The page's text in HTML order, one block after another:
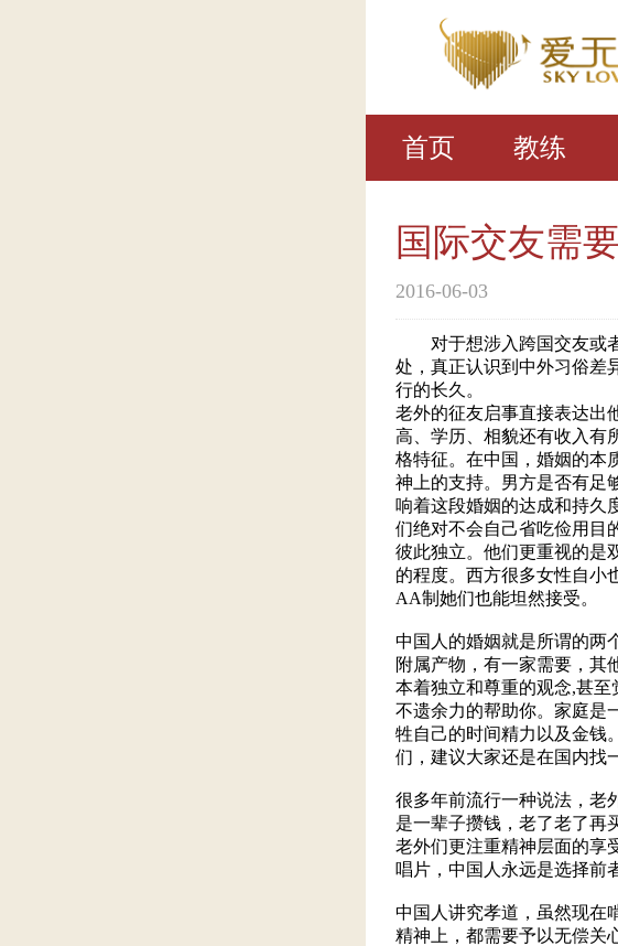
首页 教练
国际交友需
2016-06-03
对于想涉入跨国交友或者
处，真正认识到中外习俗差
行的长久。
老外的征友启事直接表达出
高、学历、相貌还有收入有
格特征。在中国，婚姻的本
神上的支持。男方是否有足
响着这段婚姻的达成和持久
们绝对不会自己省吃俭用目
彼此独立。他们更重视的是
的程度。西方很多女性自小
AA制她们也能坦然接受。
中国人的婚姻就是所谓的两
附属产物，有一家需要，其
本着独立和尊重的观念,甚
不遗余力的帮助你。家庭是
牲自己的时间精力以及金钱
们，建议大家还是在国内找
很多年前流行一种说法，老
是一辈子攒钱，老了老了再
老外们更注重精神层面的享
唱片，中国人永远是选择前
中国人讲究孝道，虽然现在
精神上，都需要予以无偿关